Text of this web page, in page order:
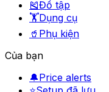
🎽Đồ tập
🏋️Dụng cụ
🥤 Phụ kiện
Của bạn
🔔Price alerts